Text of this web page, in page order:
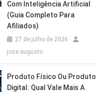
Com Inteligência Artificial
(Guia Completo Para
Afiliados)
27 de julho de 2026
jose augusto
Produto Físico Ou Produto
Digital: Qual Vale Mais A